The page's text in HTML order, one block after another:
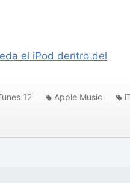
el iPod dentro del
12 Apple Music